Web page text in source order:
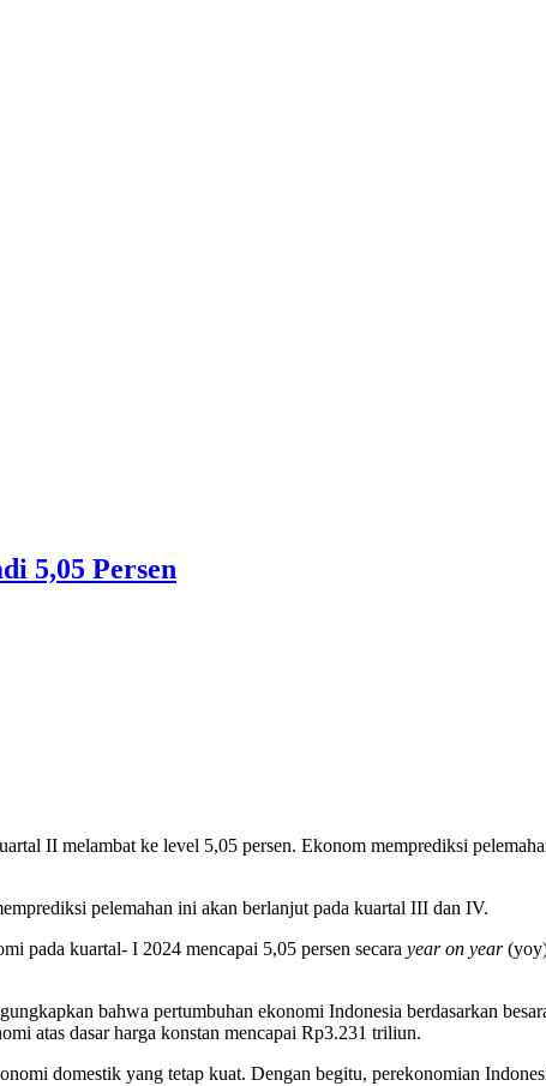
5,05 Persen
II melambat ke level 5,05 persen. Ekonom memprediksi
pelemahan ini akan berlanjut pada kuartal III dan IV.
pada kuartal- I 2024 mencapai 5,05 persen secara year on year
bahwa pertumbuhan ekonomi Indonesia berdasarkan
atas dasar harga konstan mencapai Rp3.231 triliun.
domestik yang tetap kuat. Dengan begitu, perekonomian